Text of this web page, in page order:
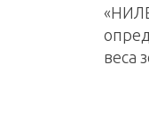
веса